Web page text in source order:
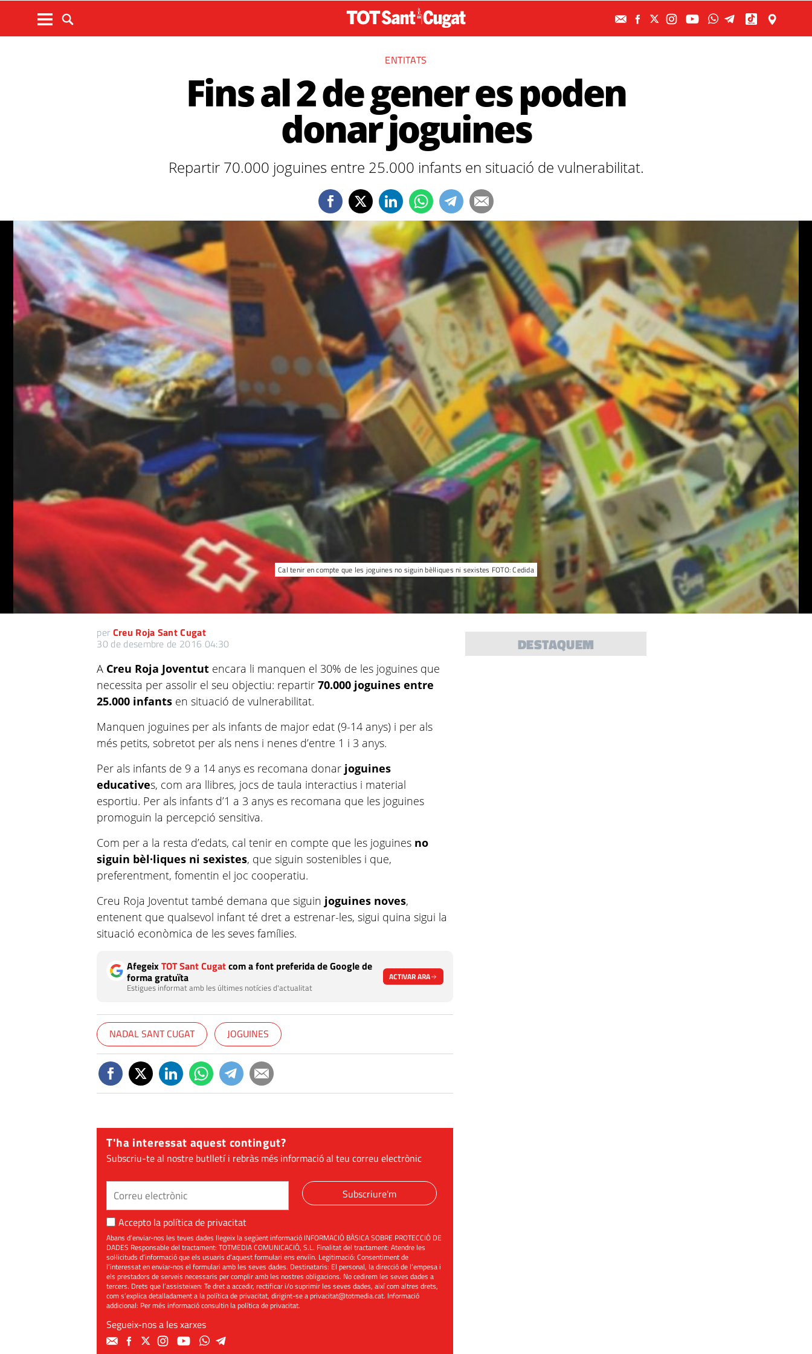
ENTITATS
Fins al 2 de gener es poden
donar joguines
Repartir 70.000 joguines entre 25.000 infants en situació de vulnerabilitat.
Cal tenir en compte que les joguines no siguin bèl·liques ni sexistes FOTO: Cedida
per Creu Roja Sant Cugat
30 de desembre de 2016 04:30
A Creu Roja Joventut encara li manquen el 30% de les joguines que
necessita per assolir el seu objectiu: repartir 70.000 joguines entre
25.000 infants en situació de vulnerabilitat.
Manquen joguines per als infants de major edat (9-14 anys) i per als
més petits, sobretot per als nens i nenes d’entre 1 i 3 anys.
Per als infants de 9 a 14 anys es recomana donar joguines
educatives, com ara llibres, jocs de taula interactius i material
esportiu. Per als infants d’1 a 3 anys es recomana que les joguines
promoguin la percepció sensitiva.
Com per a la resta d’edats, cal tenir en compte que les joguines no
siguin bèl·liques ni sexistes, que siguin sostenibles i que,
preferentment, fomentin el joc cooperatiu.
Creu Roja Joventut també demana que siguin joguines noves,
entenent que qualsevol infant té dret a estrenar-les, sigui quina sigui la
situació econòmica de les seves famílies.
AfegeixTOT Sant Cugatcom a font preferida de Google de
forma gratuïta
Estigues informat amb les últimes notícies d'actualitat
ACTIVAR ARA
NADAL SANT CUGAT JOGUINES
T'ha interessat aquest contingut?
Subscriu-te al nostre butlletí i rebràs més informació al teu correu electrònic
Subscriure'm
Accepto la política de privacitat
Abans d’enviar-nos les teves dades llegeix la següent informació INFORMACIÓ BÀSICA SOBRE PROTECCIÓ DE
DADES Responsable del tractament: TOTMEDIA COMUNICACIÓ, S.L. Finalitat del tractament: Atendre les
sol·licituds d’informació que els usuaris d’aquest formulari ens enviïn. Legitimació: Consentiment de
l’interessat en enviar-nos el formulari amb les seves dades. Destinataris: El personal, la direcció de l’empesa i
els prestadors de serveis necessaris per complir amb les nostres obligacions. No cedirem les seves dades a
tercers. Drets que l’assisteixen: Te dret a accedir, rectificar i/o suprimir les seves dades, així com altres drets,
com s’explica detalladament a la política de privacitat, dirigint-se aprivacitat@totmedia.cat. Informació
addicional: Per més informació consultin lapolítica de privacitat.
Segueix-nos a les xarxes
DESTAQUEM